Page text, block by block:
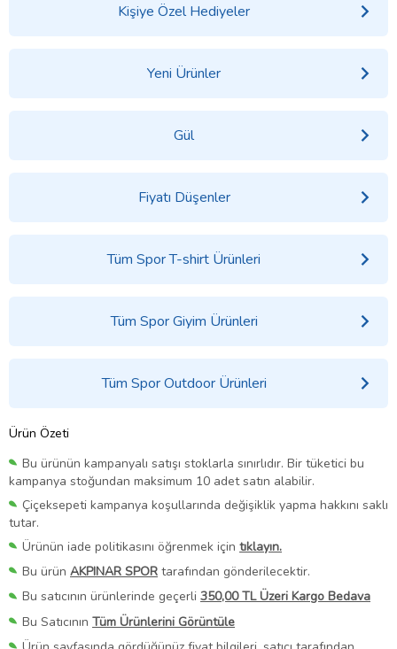
Kişiye Özel Hediyeler
Yeni Ürünler
Gül
Fiyatı Düşenler
Tüm Spor T-shirt Ürünleri
Tüm Spor Giyim Ürünleri
Tüm Spor Outdoor Ürünleri
Ürün Özeti
Bu ürünün kampanyalı satışı stoklarla sınırlıdır. Bir tüketici bu
kampanya stoğundan maksimum 10 adet satın alabilir.
Çiçeksepeti kampanya koşullarında değişiklik yapma hakkını saklı
tutar.
Ürünün iade politikasını öğrenmek için tıklayın.
Bu ürün AKPINAR SPOR tarafından gönderilecektir.
Bu satıcının ürünlerinde geçerli 350,00 TL Üzeri Kargo Bedava
Bu Satıcının Tüm Ürünlerini Görüntüle